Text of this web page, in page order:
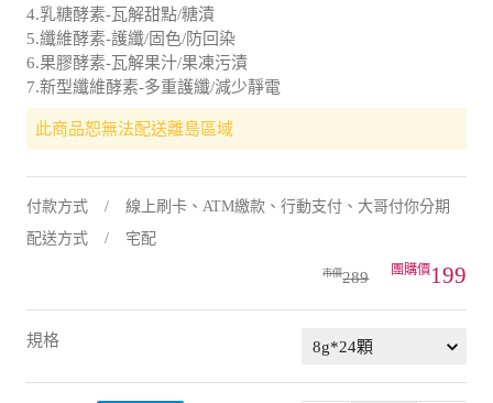
4.乳糖酵素-瓦解甜點/糖漬
5.纖維酵素-護纖/固色/防回染
6.果膠酵素-瓦解果汁/果凍污漬
7.新型纖維酵素-多重護纖/減少靜電
此商品恕無法配送離島區域
付款方式
線上刷卡、ATM繳款、行動支付、大哥付你分期
配送方式
宅配
289 199
規格